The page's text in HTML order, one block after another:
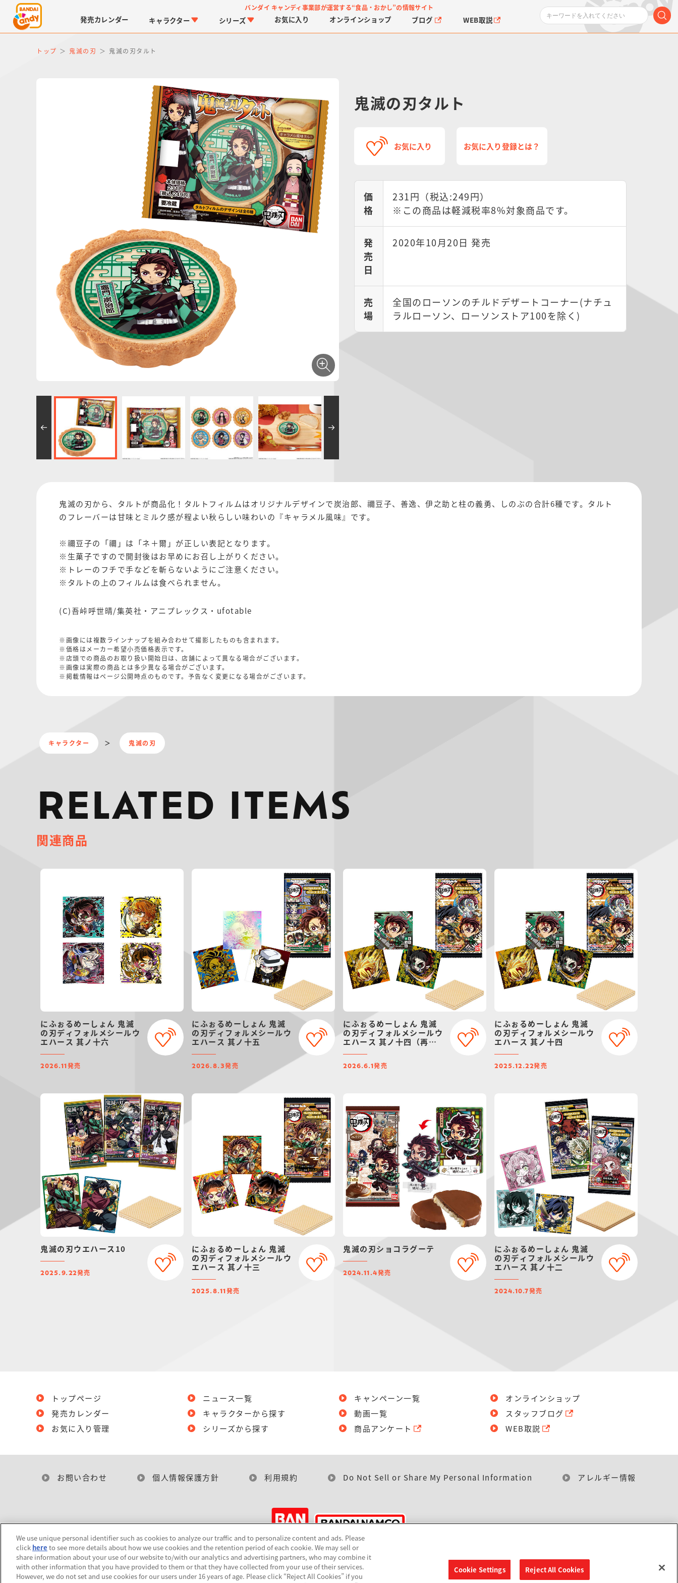
バンダイ キャンディ事業部が運営する“食品・おかし”の情報サイト
発売カレンダー キャラクター
仮面ライダーシリーズ
PROJECT R.E.D.・ス
ーパー戦隊シリーズ
プリキュアシリーズ
シリーズ
キャラパキ つりグミ チョコサプ
スクエアシール
お気に入り オンラインショップ ブログ WEB取説
トップ 鬼滅の刃 鬼滅の刃タルト
鬼滅の刃タルト
お気に入り お気に入り登録とは？
価
格
231円（税込:249円）
※この商品は軽減税率8%対象商品です。
発
売
日
2020年10月20日 発売
売
場
全国のローソンのチルドデザートコーナー(ナチュ
ラルローソン、ローソンストア100を除く)
鬼滅の刃から、タルトが商品化！タルトフィルムはオリジナルデザインで炭治郎、禰豆子、善逸、伊之助と柱の義勇、しのぶの合計6種です。タルト
のフレーバーは甘味とミルク感が程よい秋らしい味わいの『キャラメル風味』です。
※禰豆子の「禰」は「ネ＋爾」が正しい表記となります。
※生菓子ですので開封後はお早めにお召し上がりください。
※トレーのフチで手などを斬らないようにご注意ください。
※タルトの上のフィルムは食べられません。
(C)吾峠呼世晴/集英社・アニプレックス・ufotable
※画像には複数ラインナップを組み合わせて撮影したものも含まれます。
※価格はメーカー希望小売価格表示です。
※店頭での商品のお取り扱い開始日は、店舗によって異なる場合がございます。
※画像は実際の商品とは多少異なる場合がございます。
※掲載情報はページ公開時点のものです。予告なく変更になる場合がございます。
キャラクター 鬼滅の刃
RELATED ITEMS
関連商品
にふぉるめーしょん 鬼滅
の刃ディフォルメシールウ
エハース 其ノ十六
2026.11 発売
にふぉるめーしょん 鬼滅
の刃ディフォルメシールウ
エハース 其ノ十五
2026.8.3発売
にふぉるめーしょん 鬼滅
の刃ディフォルメシールウ
エハース 其ノ十四（再
2026.6.1発売
にふぉるめーしょん 鬼滅
の刃ディフォルメシールウ
エハース 其ノ十四
2025.12.22発売
鬼滅の刃ウエハース10
2025.9.22発売
にふぉるめーしょん 鬼滅
の刃ディフォルメシールウ
エハース 其ノ十三
2025.8.11 発売
鬼滅の刃ショコラグーテ
2024.11.4発売
にふぉるめーしょん 鬼滅
の刃ディフォルメシールウ
エハース 其ノ十二
2024.10.7 発売
トップページ
発売カレンダー
お気に入り管理
ニュース一覧
キャラクターから探す
シリーズから探す
キャンペーン一覧
動画一覧
商品アンケート
オンラインショップ
スタッフブログ
WEB取説
お問い合わせ 個人情報保護方針 利用規約 Do Not Sell or Share My Personal Information アレルギー情報
©BANDAI
We use unique personal identifier such as cookies to analyze our traffic and to personalize content and ads. Please
click here to see more details about how we use cookies and the retention period of each cookie. We may sell or
share information about your use of our website to/with our analytics and advertising partners, who may combine it
with other information that you have provided to them or that they have collected from your use of their services.
However, we do not set and use cookies for our users under 16 years of age. Please click “Reject All Cookies” if you
Cookie Settings Reject All Cookies